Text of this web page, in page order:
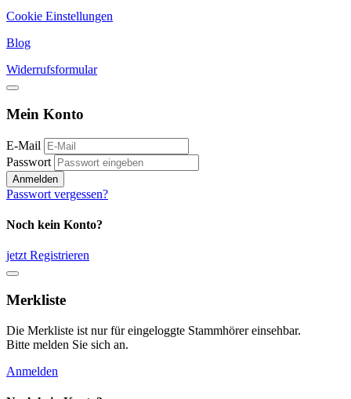
Cookie Einstellungen
Blog
Widerrufsformular
Mein Konto
E-Mail
Passwort
Anmelden
Passwort vergessen?
Noch kein Konto?
jetzt Registrieren
Merkliste
Die Merkliste ist nur für eingeloggte Stammhörer einsehbar.
Bitte melden Sie sich an.
Anmelden